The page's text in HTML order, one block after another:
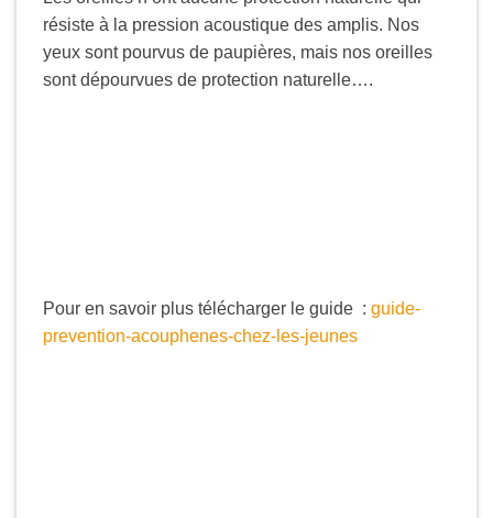
résiste à la pression acoustique des amplis. Nos
yeux sont pourvus de paupières, mais nos oreilles
sont dépourvues de protection naturelle….
Pour en savoir plus télécharger le guide : guide-
prevention-acouphenes-chez-les-jeunes